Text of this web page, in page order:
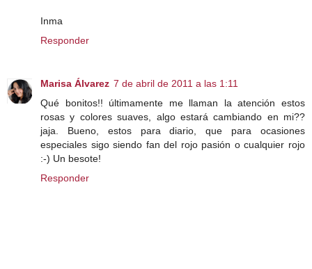
Inma
Responder
Marisa Álvarez 7 de abril de 2011 a las 1:11
Qué bonitos!! últimamente me llaman la atención estos
rosas y colores suaves, algo estará cambiando en mi??
jaja. Bueno, estos para diario, que para ocasiones
especiales sigo siendo fan del rojo pasión o cualquier rojo
:-) Un besote!
Responder